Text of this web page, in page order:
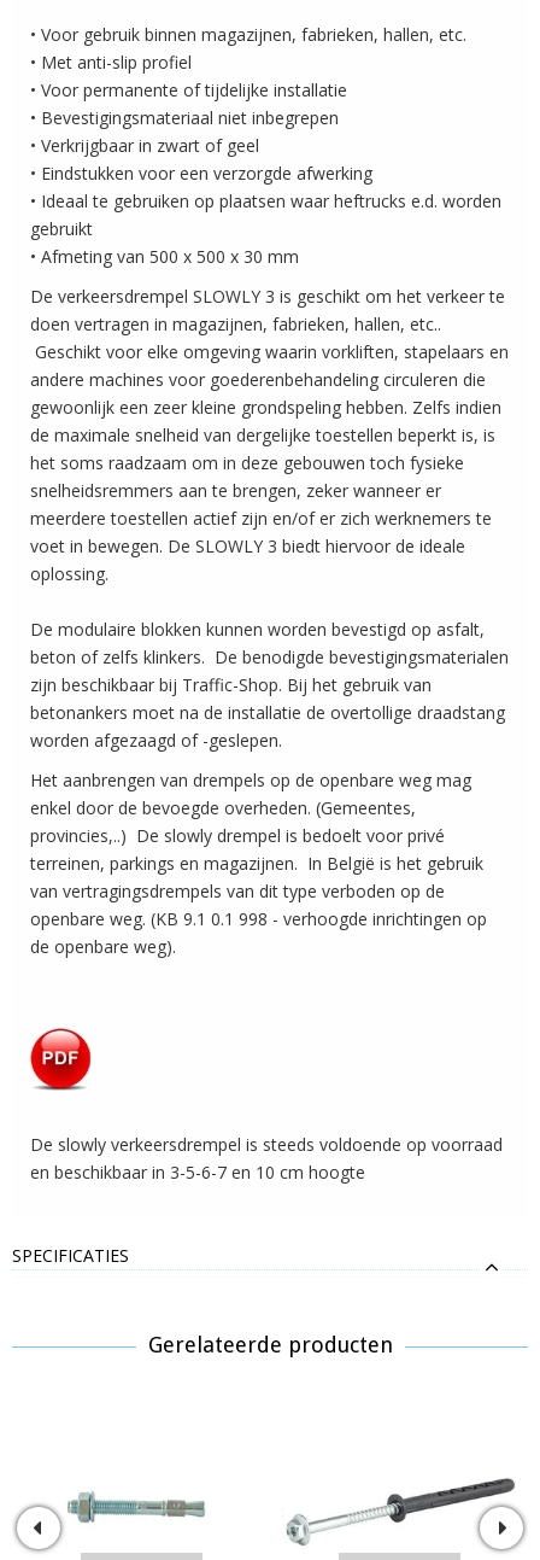
• Voor gebruik binnen magazijnen, fabrieken, hallen, etc.
• Met anti-slip profiel
• Voor permanente of tijdelijke installatie
• Bevestigingsmateriaal niet inbegrepen
• Verkrijgbaar in zwart of geel
• Eindstukken voor een verzorgde afwerking
• Ideaal te gebruiken op plaatsen waar heftrucks e.d. worden
gebruikt
• Afmeting van 500 x 500 x 30 mm
De verkeersdrempel SLOWLY 3 is geschikt om het verkeer te
doen vertragen in magazijnen, fabrieken, hallen, etc..
Geschikt voor elke omgeving waarin vorkliften, stapelaars en
andere machines voor goederenbehandeling circuleren die
gewoonlijk een zeer kleine grondspeling hebben. Zelfs indien
de maximale snelheid van dergelijke toestellen beperkt is, is
het soms raadzaam om in deze gebouwen toch fysieke
snelheidsremmers aan te brengen, zeker wanneer er
meerdere toestellen actief zijn en/of er zich werknemers te
voet in bewegen. De SLOWLY 3 biedt hiervoor de ideale
oplossing.
De modulaire blokken kunnen worden bevestigd op asfalt,
beton of zelfs klinkers. De benodigde bevestigingsmaterialen
zijn beschikbaar bij Traffic-Shop. Bij het gebruik van
betonankers moet na de installatie de overtollige draadstang
worden afgezaagd of -geslepen.
Het aanbrengen van drempels op de openbare weg mag
enkel door de bevoegde overheden. (Gemeentes,
provincies,..) De slowly drempel is bedoelt voor privé
terreinen, parkings en magazijnen. In België is het gebruik
van vertragingsdrempels van dit type verboden op de
openbare weg. (KB 9.1 0.1 998 - verhoogde inrichtingen op
de openbare weg).
De slowly verkeersdrempel is steeds voldoende op voorraad
en beschikbaar in 3-5-6-7 en 10 cm hoogte
SPECIFICATIES
Gerelateerde producten